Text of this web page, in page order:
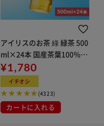
アイリスのお茶 綠 緑茶 500
ml×24本 国産茶葉100％使
用
¥1,780
イチオシ
(4323)
カートに入れる